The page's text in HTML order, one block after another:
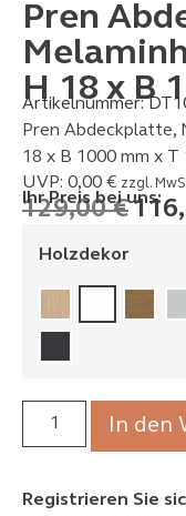
Pren
H 18 x B
Artikelnummer:
Pren Abdeckplatte,
18 x B 1000 mm x T
UVP: 0,00 € zzgl.
Ihr Preis bei uns:
129,00€
Holzdekor
In den
Registrieren Sie